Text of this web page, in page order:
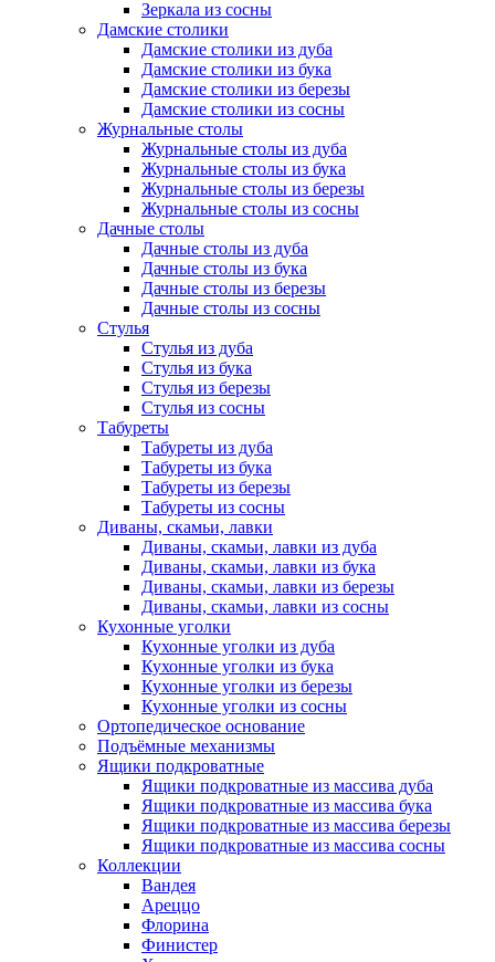
Зеркала из сосны
Дамские столики
Дамские столики из дуба
Дамские столики из бука
Дамские столики из березы
Дамские столики из сосны
Журнальные столы
Журнальные столы из дуба
Журнальные столы из бука
Журнальные столы из березы
Журнальные столы из сосны
Дачные столы
Дачные столы из дуба
Дачные столы из бука
Дачные столы из березы
Дачные столы из сосны
Стулья
Стулья из дуба
Стулья из бука
Стулья из березы
Стулья из сосны
Табуреты
Табуреты из дуба
Табуреты из бука
Табуреты из березы
Табуреты из сосны
Диваны, скамьи, лавки
Диваны, скамьи, лавки из дуба
Диваны, скамьи, лавки из бука
Диваны, скамьи, лавки из березы
Диваны, скамьи, лавки из сосны
Кухонные уголки
Кухонные уголки из дуба
Кухонные уголки из бука
Кухонные уголки из березы
Кухонные уголки из сосны
Ортопедическое основание
Подъёмные механизмы
Ящики подкроватные
Ящики подкроватные из массива дуба
Ящики подкроватные из массива бука
Ящики подкроватные из массива березы
Ящики подкроватные из массива сосны
Коллекции
Вандея
Ареццо
Флорина
Финистер